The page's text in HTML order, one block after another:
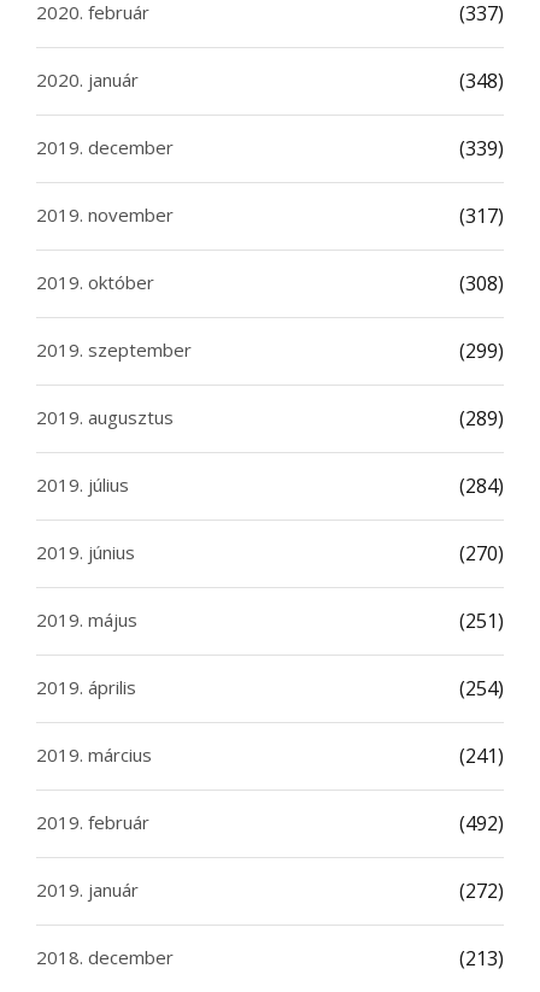
2020. február (337)
2020. január (348)
2019. december (339)
2019. november (317)
2019. október (308)
2019. szeptember (299)
2019. augusztus (289)
2019. július (284)
2019. június (270)
2019. május (251)
2019. április (254)
2019. március (241)
2019. február (492)
2019. január (272)
2018. december (213)